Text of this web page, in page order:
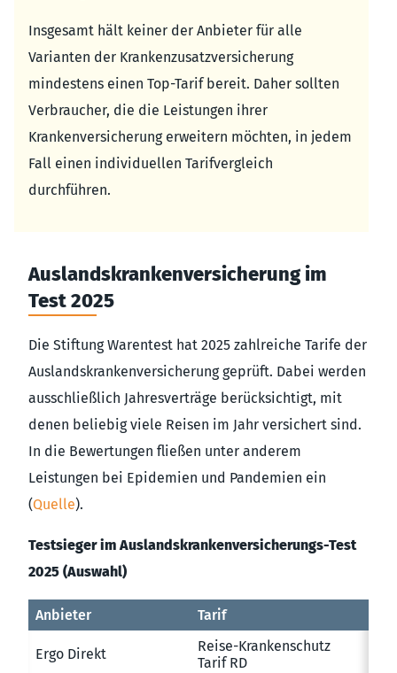
Insgesamt hält keiner der Anbieter für alle
Varianten der Krankenzusatzversicherung
mindestens einen Top-Tarif bereit. Daher sollten
Verbraucher, die die Leistungen ihrer
Krankenversicherung erweitern möchten, in jedem
Fall einen individuellen Tarifvergleich
durchführen.
Auslandskrankenversicherung im
Test 2025
Die Stiftung Warentest hat 2025 zahlreiche Tarife der
Auslandskrankenversicherung geprüft. Dabei werden
ausschließlich Jahresverträge berücksichtigt, mit
denen beliebig viele Reisen im Jahr versichert sind.
In die Bewertungen fließen unter anderem
Leistungen bei Epidemien und Pandemien ein
(Quelle).
Testsieger im Auslandskrankenversicherungs-Test
2025 (Auswahl)
Anbieter Tarif
Ergo Direkt
Reise-Krankenschutz
Tarif RD